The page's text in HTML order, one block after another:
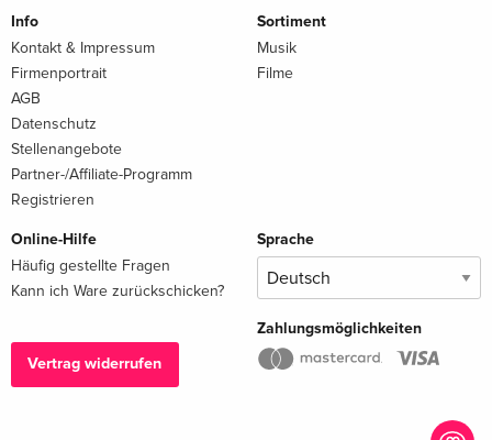
Info
Kontakt & Impressum
Firmenportrait
AGB
Datenschutz
Stellenangebote
Partner-/Affiliate-Programm
Registrieren
Sortiment
Musik
Filme
Online-Hilfe
Häufig gestellte Fragen
Kann ich Ware zurückschicken?
Vertrag widerrufen
Sprache
Zahlungsmöglichkeiten